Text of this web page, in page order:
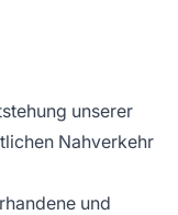
unserer
Nahverkehr
und